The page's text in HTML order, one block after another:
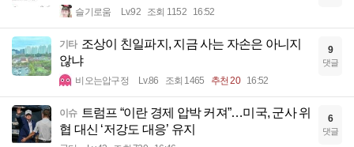
슬기로움 Lv.92 조회 1152 16:52
기타 조상이 친일파지, 지금 사는 자손은 아니지
않냐
비오는압구정 Lv.86 조회 1465 추천 20 16:52
9
댓글
이슈
트럼프 “이란 경제 압박 커져”…미국, 군사 위
협 대신 ‘저강도 대응’ 유지
6
댓글